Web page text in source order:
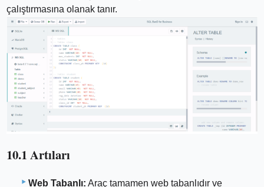
çalıştırmasına olanak tanır.
10.1 Artıları
Web Tabanlı: Araç tamamen web tabanlıdır ve